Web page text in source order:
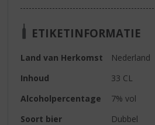
ETIKETINFORMATIE
Land van Herkomst
Nederland
Inhoud
33 CL
Alcoholpercentage
7% vol
Soort bier
Dubbel